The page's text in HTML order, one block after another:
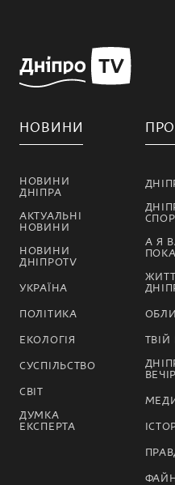
НОВИНИ
НОВИНИ
ДНІПРА
АКТУАЛЬНІ
НОВИНИ
НОВИНИ
ДНІПРОTV
УКРАЇНА
ПОЛІТИКА
ЕКОЛОГІЯ
СУСПІЛЬСТВО
СВІТ
ДУМКА
ЕКСПЕРТА
А Я